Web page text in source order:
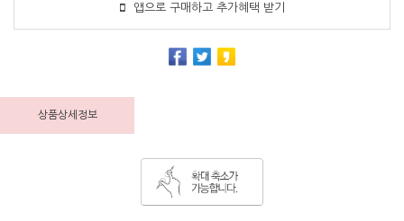
앱으로 구매하고 추가혜택 받기
상품상세정보